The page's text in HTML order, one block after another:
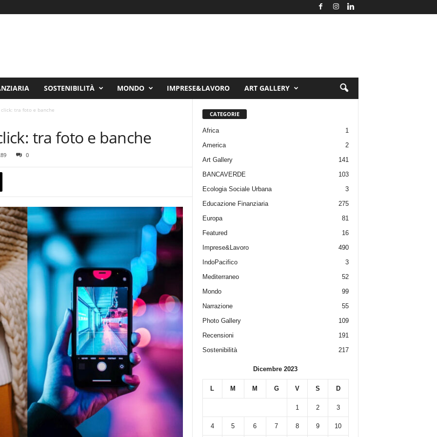
SOSTENIBILITÀ MONDO IMPRESE&LAVORO ART GALLERY
tra foto e banche
tra foto e banche
0
CATEGORIE
Africa
1
America
2
Art Gallery
141
BANCAVERDE
103
Ecologia Sociale Urbana
3
Educazione Finanziaria
275
Europa
81
Featured
16
Imprese&Lavoro
490
IndoPacifico
3
Mediterraneo
52
Mondo
99
Narrazione
55
Photo Gallery
109
Recensioni
191
Sostenibilità
217
Dicembre 2023
L M M G V S D
1 2 3
4 5 6 7 8 9 10